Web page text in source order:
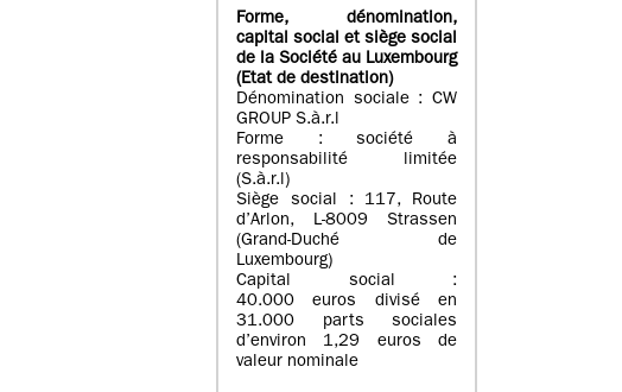
Forme, dénomination,
capital social et siège social
de la Société au Luxembourg
(Etat de destination)
Dénomination sociale : CW
GROUP S.à.r.l
Forme : société à
responsabilité limitée
(S.à.r.l)
Siège social : 117, Route
d’Arlon, L-8009 Strassen
(Grand-Duché de
Luxembourg)
Capital social :
40.000 euros divisé en
31.000 parts sociales
d’environ 1,29 euros de
valeur nominale